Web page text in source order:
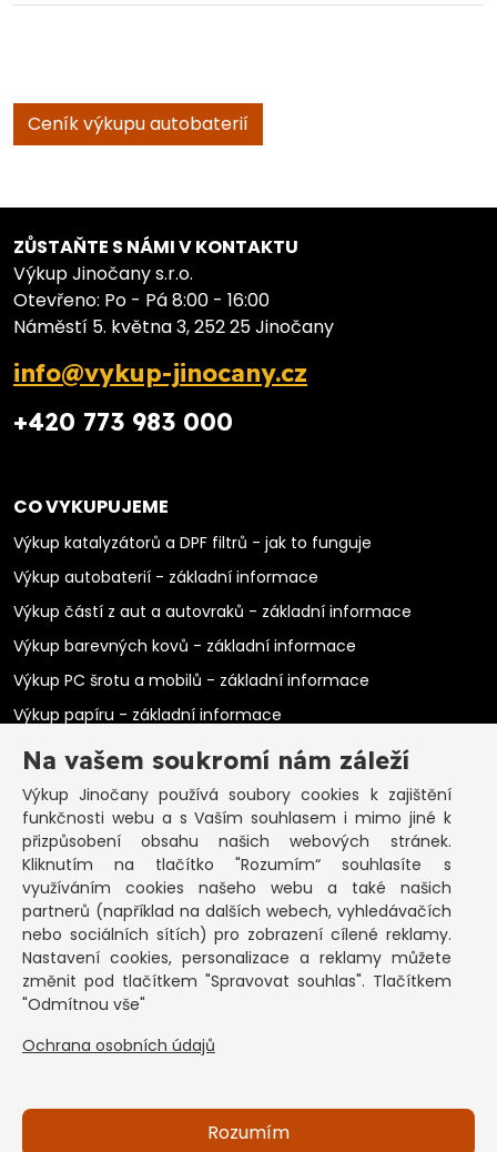
Ceník výkupu autobaterií
ZŮSTAŇTE S NÁMI V KONTAKTU
Výkup Jinočany s.r.o.
Otevřeno: Po - Pá 8:00 - 16:00
Náměstí 5. května 3, 252 25 Jinočany
info@vykup-jinocany.cz
+420 773 983 000
CO VYKUPUJEME
Výkup katalyzátorů a DPF filtrů - jak to funguje
Výkup autobaterií - základní informace
Výkup částí z aut a autovraků - základní informace
Výkup barevných kovů - základní informace
Výkup PC šrotu a mobilů - základní informace
Výkup papíru - základní informace
Výkup elektromotorů - základní informace
PRAKTICKÉ INFORMACE
Pozastavená živnost
Co vykoupíme na občanku?
Podmínky výkupu
Formuláře ke stažení
SEPNO - návod
Ochrana osobních údajů a informace cookies
KONTAKT
Kontakt na pracovníky
Na vašem soukromí nám záleží
Výkup Jinočany používá soubory cookies k zajištění
funkčnosti webu a s Vaším souhlasem i mimo jiné k
přizpůsobení obsahu našich webových stránek.
Kliknutím na tlačítko "Rozumím“ souhlasíte s
využíváním cookies našeho webu a také našich
partnerů (například na dalších webech, vyhledávačích
nebo sociálních sítích) pro zobrazení cílené reklamy.
Nastavení cookies, personalizace a reklamy můžete
změnit pod tlačítkem "Spravovat souhlas". Tlačítkem
"Odmítnou vše"
Ochrana osobních údajů
Rozumím